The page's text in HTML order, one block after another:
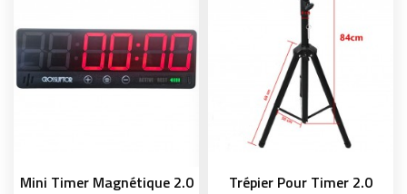
Ajouter au panier Ajouter au panier
Mini Timer Magnétique 2.0
Trépier Pour Timer 2.0